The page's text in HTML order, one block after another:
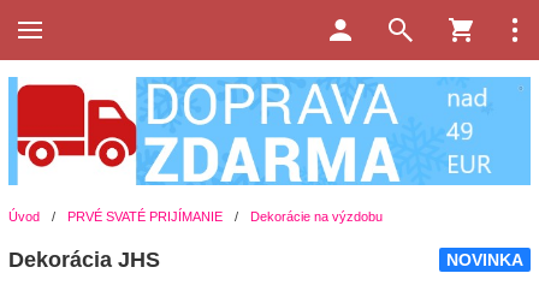
Úvod / PRVÉ SVATÉ PRIJÍMANIE / Dekorácie na výzdobu
NOVINKA
Dekorácia JHS